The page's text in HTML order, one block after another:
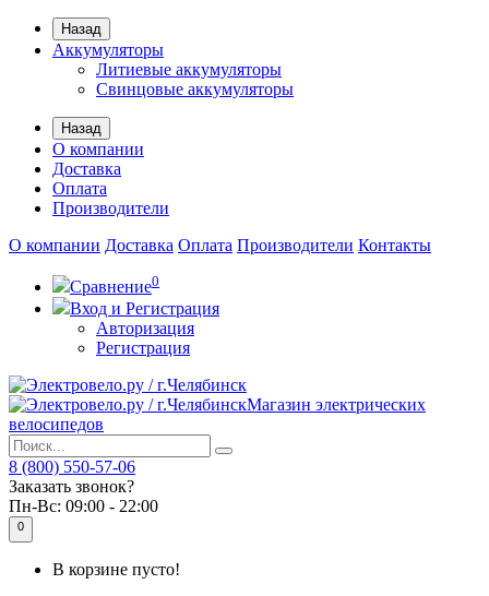
Назад
Аккумуляторы
Литиевые аккумуляторы
Свинцовые аккумуляторы
Назад
О компании
Доставка
Оплата
Производители
О компании Доставка Оплата Производители Контакты
Сравнение0
Вход и Регистрация
Авторизация
Регистрация
Магазин электрических
велосипедов
8 (800) 550-57-06
Заказать звонок?
Пн-Вс: 09:00 - 22:00
0
В корзине пусто!